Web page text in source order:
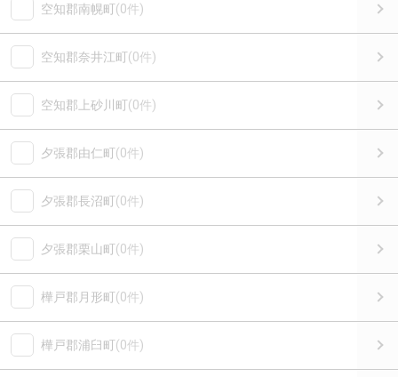
空知郡南幌町(0件)
空知郡奈井江町(0件)
空知郡上砂川町(0件)
夕張郡由仁町(0件)
夕張郡長沼町(0件)
夕張郡栗山町(0件)
樺戸郡月形町(0件)
樺戸郡浦臼町(0件)